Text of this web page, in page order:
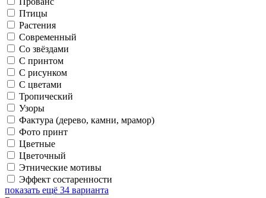
Птицы
Растения
Современный
Со звёздами
С принтом
С рисунком
С цветами
Тропический
Узоры
Фактура (дерево, камни, мрамор)
Фото принт
Цветные
Цветочный
Этнические мотивы
Эффект состаренности
показать ещё 34 варианта